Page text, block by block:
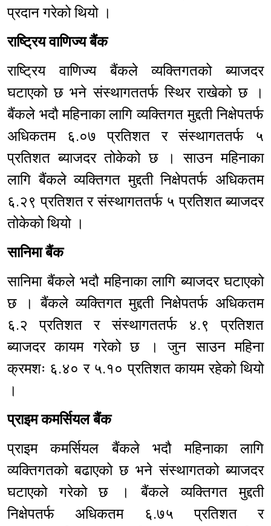
प्रदान गरेको थियो ।
राष्ट्रिय वाणिज्य बैंक
राष्ट्रिय वाणिज्य बैंकले व्यक्तिगतको ब्याजदर
घटाएको छ भने संस्थागततर्फ स्थिर राखेको छ ।
बैंकले भदौ महिनाका लागि व्यक्तिगत मुद्दती निक्षेपतर्फ
अधिकतम ६.०७ प्रतिशत र संस्थागततर्फ ५
प्रतिशत ब्याजदर तोकेको छ । साउन महिनाका
लागि बैंकले व्यक्तिगत मुद्दती निक्षेपतर्फ अधिकतम
६.२९ प्रतिशत र संस्थागततर्फ ५ प्रतिशत ब्याजदर
तोकेको थियो ।
सानिमा बैंक
सानिमा बैंकले भदौ महिनाका लागि ब्याजदर घटाएको
छ । बैंकले व्यक्तिगत मुद्दती निक्षेपतर्फ अधिकतम
६.२ प्रतिशत र संस्थागततर्फ ४.९ प्रतिशत
ब्याजदर कायम गरेको छ । जुन साउन महिना
क्रमशः ६.४० र ५.१० प्रतिशत कायम रहेको थियो
।
प्राइम कमर्सियल बैंक
प्राइम कमर्सियल बैंकले भदौ महिनाका लागि
व्यक्तिगतको बढाएको छ भने संस्थागतको ब्याजदर
घटाएको गरेको छ । बैंकले व्यक्तिगत मुद्दती
निक्षेपतर्फ अधिकतम ६.७५ प्रतिशत र